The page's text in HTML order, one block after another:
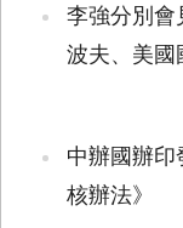
李強分別會
波夫、美國
中辦國辦印
核辦法》